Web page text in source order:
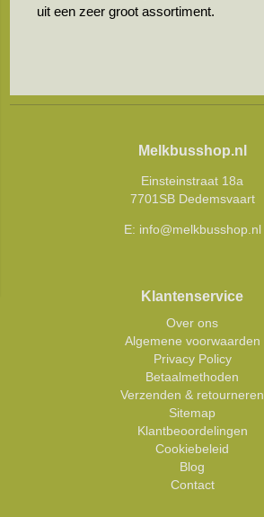
uit een zeer groot assortiment.
Melkbusshop.nl
Einsteinstraat 18a
7701SB Dedemsvaart
E: info@melkbusshop.nl
Klantenservice
Over ons
Algemene voorwaarden
Privacy Policy
Betaalmethoden
Verzenden & retourneren
Sitemap
Klantbeoordelingen
Cookiebeleid
Blog
Contact